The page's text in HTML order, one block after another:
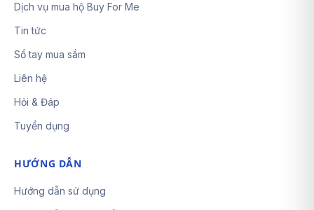
Dịch vụ mua hộ Buy For Me
Tin tức
Sổ tay mua sắm
Liên hệ
Hỏi & Đáp
Tuyển dụng
HƯỚNG DẪN
Hướng dẫn sử dụng